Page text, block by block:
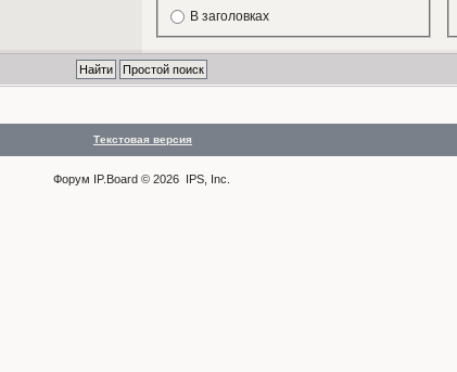
В заголовках
Текстовая версия
Форум IP.Board © 2026 IPS, Inc